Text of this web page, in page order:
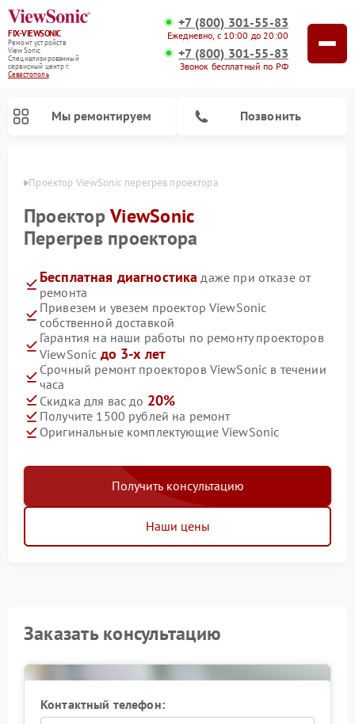
FIX-VIEWSONIC
Ремонт устройств
ViewSonic
Специализированный
cервисный центр г.
Севастополь
+7 (800) 301-55-83
Ежедневно, с 10:00 до 20:00
+7 (800) 301-55-83
Звонок бесплатный по РФ
Мы ремонтируем Позвонить
Проектор ViewSonic перегрев проектора
ПроекторViewSonic
Перегрев проектора
Бесплатная диагностика даже при отказе от
ремонта
Привезем и увезем проектор ViewSonic
собственной доставкой
Гарантия на наши работы по ремонту проекторов
ViewSonic до 3-х лет
Срочный ремонт проекторов ViewSonic в течении
часа
Скидка для вас до 20%
Получите 1500 рублей на ремонт
Оригинальные комплектующие ViewSonic
Получить консультацию
Наши цены
Заказать консультацию
Контактный телефон: